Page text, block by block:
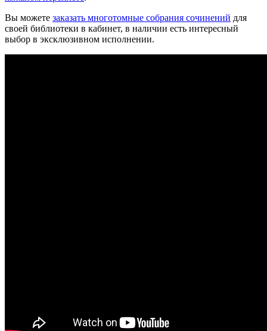
Вы можете заказать многотомные собрания сочинений для
своей библиотеки в кабинет, в наличии есть интересный
выбор в эксклюзивном исполнении.